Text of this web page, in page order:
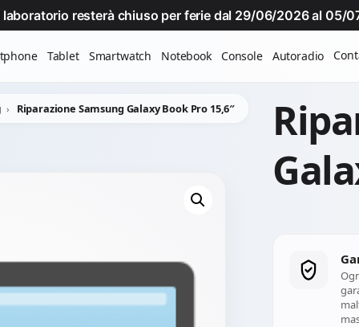
laboratorio resterà chiuso per ferie dal 29/06/2026 al 05/
Tablet Smartwatch Notebook Console Autoradio
Riparazione Samsung Galaxy Book Pro 15,6″